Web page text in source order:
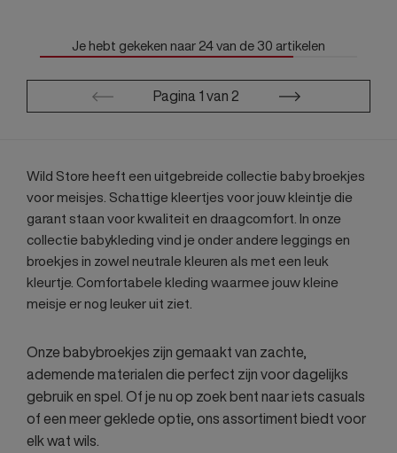
Je hebt gekeken naar24van de30 artikelen
Pagina1van2
Wild Store heeft een uitgebreide collectie baby broekjes
voor meisjes. Schattige kleertjes voor jouw kleintje die
garant staan voor kwaliteit en draagcomfort. In onze
collectie babykleding vind je onder andere leggings en
broekjes in zowel neutrale kleuren als met een leuk
kleurtje. Comfortabele kleding waarmee jouw kleine
meisje er nog leuker uit ziet.
Onze babybroekjes zijn gemaakt van zachte,
ademende materialen die perfect zijn voor dagelijks
gebruik en spel. Of je nu op zoek bent naar iets casuals
of een meer geklede optie, ons assortiment biedt voor
elk wat wils.